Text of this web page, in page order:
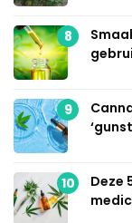
8
9
10
Deze